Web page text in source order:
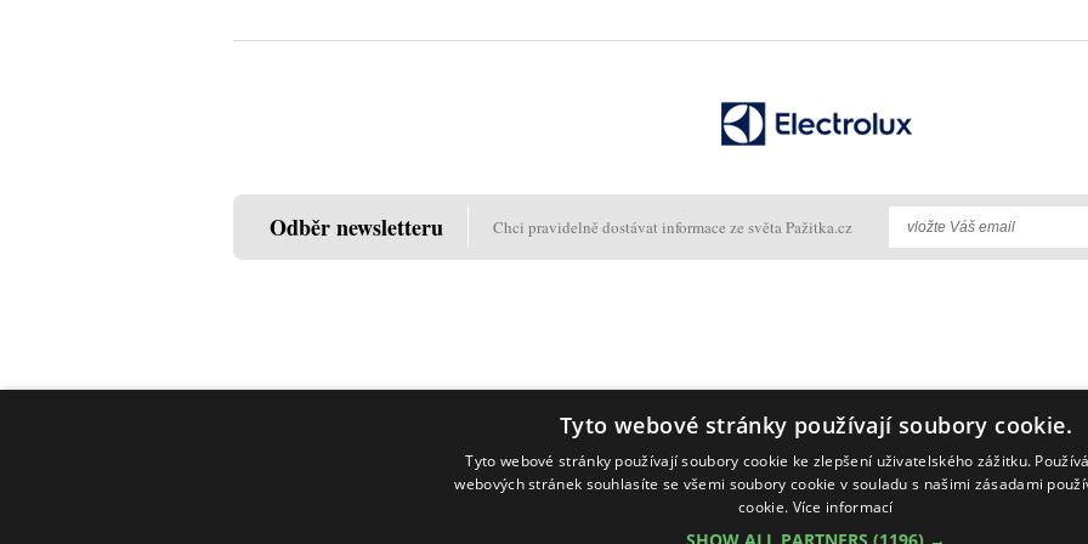
Odběr newsletteru Chci pravidelně dostávat informace ze světa Pažitka.cz
Tyto webové stránky používají soubory cookie.
Tyto webové stránky používají soubory cookie ke zlepšení uživatelského zážitku.
webových stránek souhlasíte se všemi soubory cookie v souladu s našimi zásadami
cookie. Více informací